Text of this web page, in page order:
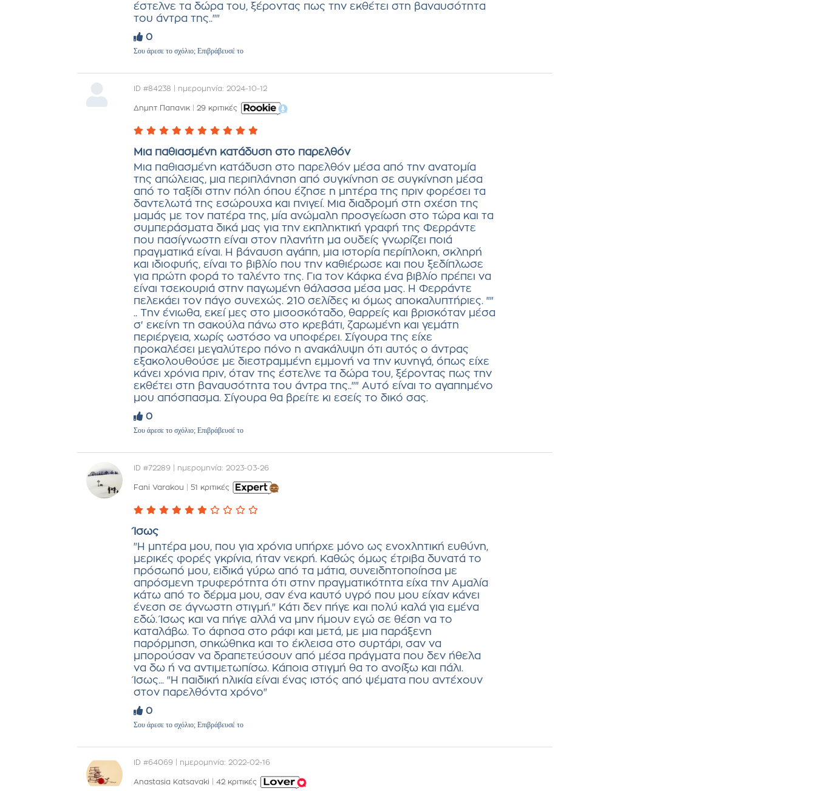
έστελνε τα δώρα του, ξέροντας πως την εκθέτει στη βαναυσότητα
του άντρα της..""
0
Σου άρεσε το σχόλιο; Επιβράβευσέ το
ID #84238 | ημερομηνία: 2024-10-12
Δημητ Παπανικ| 29 κριτικές
Μια παθιασμένη κατάδυση στο παρελθόν
Μια παθιασμένη κατάδυση στο παρελθόν μέσα από την ανατομία
της απώλειας, μια περιπλάνηση από συγκίνηση σε συγκίνηση μέσα
από το ταξίδι στην πόλη όπου έζησε η μητέρα της πριν φορέσει τα
δαντελωτά της εσώρουχα και πνιγεί. Μια διαδρομή στη σχέση της
μαμάς με τον πατέρα της, μία ανώμαλη προσγείωση στο τώρα και τα
συμπεράσματα δικά μας για την εκπληκτική γραφή της Φερράντε
που πασίγνωστη είναι στον πλανήτη μα ουδείς γνωρίζει ποιά
πραγματικά είναι. Η βάναυση αγάπη, μια ιστορία περίπλοκη, σκληρή
και ιδιοφυής, είναι το βιβλίο που την καθιέρωσε και που ξεδίπλωσε
για πρώτη φορά το ταλέντο της. Για τον Κάφκα ένα βιβλίο πρέπει να
είναι τσεκουριά στην παγωμένη θάλασσα μέσα μας. Η Φερράντε
πελεκάει τον πάγο συνεχώς. 210 σελίδες κι όμως αποκαλυπτήριες. ""
.. Την ένιωθα, εκεί μες στο μισοσκόταδο, θαρρείς και βρισκόταν μέσα
σ' εκείνη τη σακούλα πάνω στο κρεβάτι, ζαρωμένη και γεμάτη
περιέργεια, χωρίς ωστόσο να υποφέρει. Σίγουρα της είχε
προκαλέσει μεγαλύτερο πόνο η ανακάλυψη ότι αυτός ο άντρας
εξακολουθούσε με διεστραμμένη εμμονή να την κυνηγά, όπως είχε
κάνει χρόνια πριν, όταν της έστελνε τα δώρα του, ξέροντας πως την
εκθέτει στη βαναυσότητα του άντρα της.."" Αυτό είναι το αγαπημένο
μου απόσπασμα. Σίγουρα θα βρείτε κι εσείς το δικό σας.
0
Σου άρεσε το σχόλιο; Επιβράβευσέ το
ID #72289 | ημερομηνία: 2023-03-26
Fani Varakou 51 κριτικές
Ίσως
"Η μητέρα μου, που για χρόνια υπήρχε μόνο ως ενοχλητική ευθύνη,
μερικές φορές γκρίνια, ήταν νεκρή. Καθώς όμως έτριβα δυνατά το
πρόσωπό μου, ειδικά γύρω από τα μάτια, συνειδητοποίησα με
απρόσμενη τρυφερότητα ότι στην πραγματικότητα είχα την Αμαλία
κάτω από το δέρμα μου, σαν ένα καυτό υγρό που μου είχαν κάνει
ένεση σε άγνωστη στιγμή." Κάτι δεν πήγε και πολύ καλά για εμένα
εδώ. Ίσως και να πήγε αλλά να μην ήμουν εγώ σε θέση να το
καταλάβω. Το άφησα στο ράφι και μετά, με μια παράξενη
παρόρμηση, σηκώθηκα και το έκλεισα στο συρτάρι, σαν να
μπορούσαν να δραπετεύσουν από μέσα πράγματα που δεν ήθελα
να δω ή να αντιμετωπίσω. Κάποια στιγμή θα το ανοίξω και πάλι.
Ίσως... "Η παιδική ηλικία είναι ένας ιστός από ψέματα που αντέχουν
στον παρελθόντα χρόνο"
0
Σου άρεσε το σχόλιο; Επιβράβευσέ το
ID #64069 | ημερομηνία: 2022-02-16
Anastasia Katsavaki 42 κριτικές